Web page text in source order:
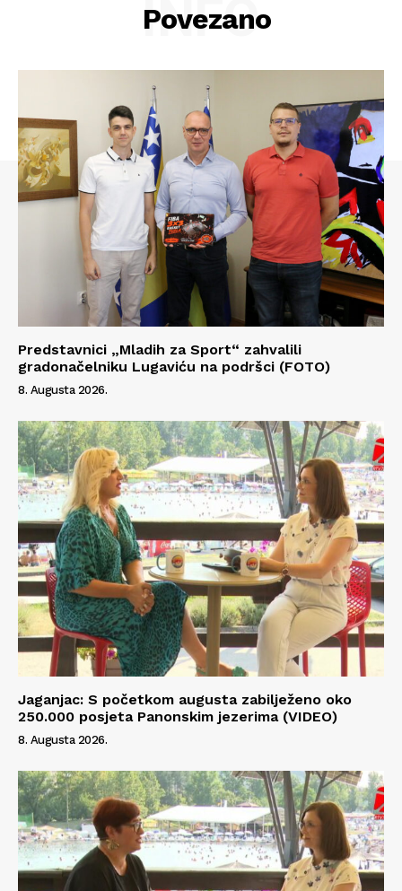
Info
O nama
Kontakt
Impressum
Povezano
INFO
Predstavnici „Mladih za Sport“ zahvalili
gradonačelniku Lugaviću na podršci (FOTO)
8. Augusta 2026.
Jaganjac: S početkom augusta zabilježeno oko
250.000 posjeta Panonskim jezerima (VIDEO)
8. Augusta 2026.